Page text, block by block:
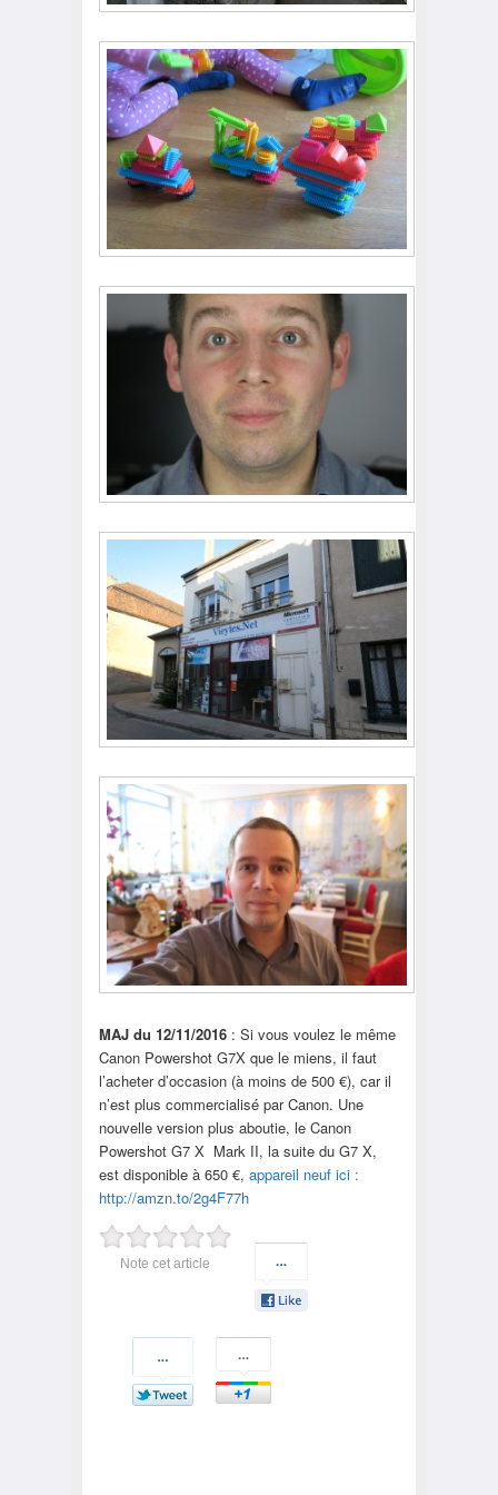
MAJ du 12/11/2016: Si vous voulez le même
Canon Powershot G7X que le miens, il faut
l’acheter d’occasion (à moins de 500 €), car il
n’est plus commercialisé par Canon. Une
nouvelle version plus aboutie, le Canon
Powershot G7 X Mark II, la suite du G7 X,
est disponible à 650 €, appareil neuf ici :
http://amzn.to/2g4F77h
Note cet article